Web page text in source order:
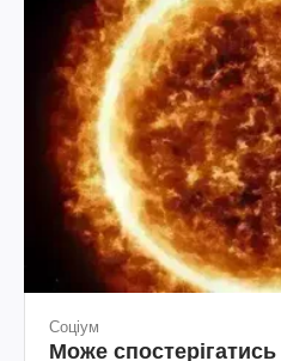
Соціум
Може спостерігатись